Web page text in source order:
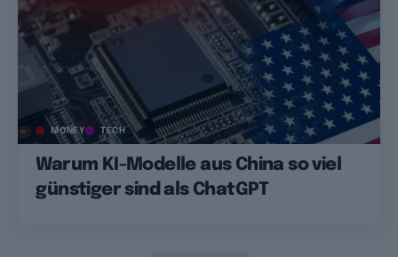
MONEY TECH
Warum KI-Modelle aus China so viel
günstiger sind als ChatGPT